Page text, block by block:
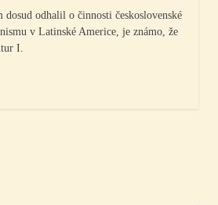
odhalil o činnosti československé
v Latinské Americe, je známo, že
I.